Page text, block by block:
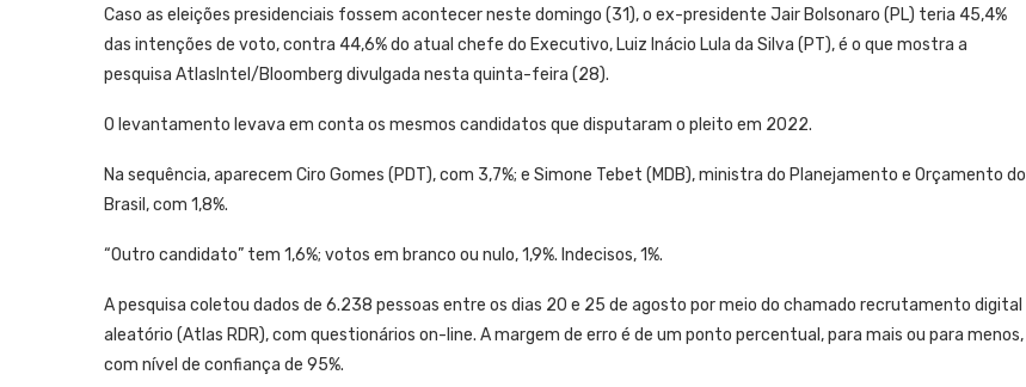
Caso as eleições presidenciais fossem acontecer neste domingo (31), o ex-presidente Jair Bolsonaro (PL) teria 45,4%
das intenções de voto, contra 44,6% do atual chefe do Executivo, Luiz Inácio Lula da Silva (PT), é o que mostra a
pesquisa AtlasIntel/Bloomberg divulgada nesta quinta-feira (28).
O levantamento levava em conta os mesmos candidatos que disputaram o pleito em 2022.
Na sequência, aparecem Ciro Gomes (PDT), com 3,7%; e Simone Tebet (MDB), ministra do Planejamento e Orçamento do
Brasil, com 1,8%.
“Outro candidato” tem 1,6%; votos em branco ou nulo, 1,9%. Indecisos, 1%.
A pesquisa coletou dados de 6.238 pessoas entre os dias 20 e 25 de agosto por meio do chamado recrutamento digital
aleatório (Atlas RDR), com questionários on-line. A margem de erro é de um ponto percentual, para mais ou para menos,
com nível de confiança de 95%.